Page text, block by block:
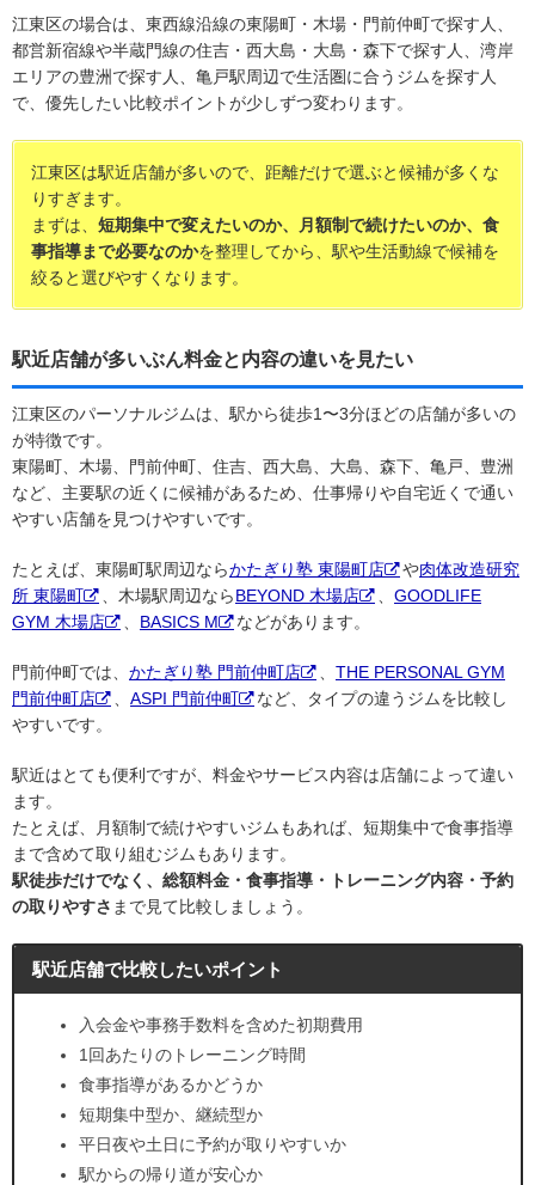
江東区の場合は、東西線沿線の東陽町・木場・門前仲町で探す人、
都営新宿線や半蔵門線の住吉・西大島・大島・森下で探す人、湾岸
エリアの豊洲で探す人、亀戸駅周辺で生活圏に合うジムを探す人
で、優先したい比較ポイントが少しずつ変わります。
江東区は駅近店舗が多いので、距離だけで選ぶと候補が多くな
りすぎます。
まずは、 短期集中で変えたいのか、月額制で続けたいのか、食
事指導まで必要なのかを整理してから、駅や生活動線で候補を
絞ると選びやすくなります。
駅近店舗が多いぶん料金と内容の違いを見たい
江東区のパーソナルジムは、駅から徒歩1〜3分ほどの店舗が多いの
が特徴です。
東陽町、木場、門前仲町、住吉、西大島、大島、森下、亀戸、豊洲
など、主要駅の近くに候補があるため、仕事帰りや自宅近くで通い
やすい店舗を見つけやすいです。
たとえば、東陽町駅周辺ならかたぎり塾 東陽町店 や肉体改造研究
所 東陽町
、木場駅周辺ならBEYOND 木場店
GOODLIFE
GYM 木場店
BASICS M などがあります。
門前仲町では、 かたぎり塾 門前仲町店
THE PERSONAL GYM
門前仲町店
ASPI 門前仲町
など、タイプの違うジムを比較し
やすいです。
駅近はとても便利ですが、料金やサービス内容は店舗によって違い
ます。
たとえば、月額制で続けやすいジムもあれば、短期集中で食事指導
まで含めて取り組むジムもあります。
駅徒歩だけでなく、総額料金・食事指導・トレーニング内容・予約
の取りやすさ まで見て比較しましょう。
駅近店舗で比較したいポイント
入会金や事務手数料を含めた初期費用
1回あたりのトレーニング時間
食事指導があるかどうか
短期集中型か、継続型か
平日夜や土日に予約が取りやすいか
駅からの帰り道が安心か